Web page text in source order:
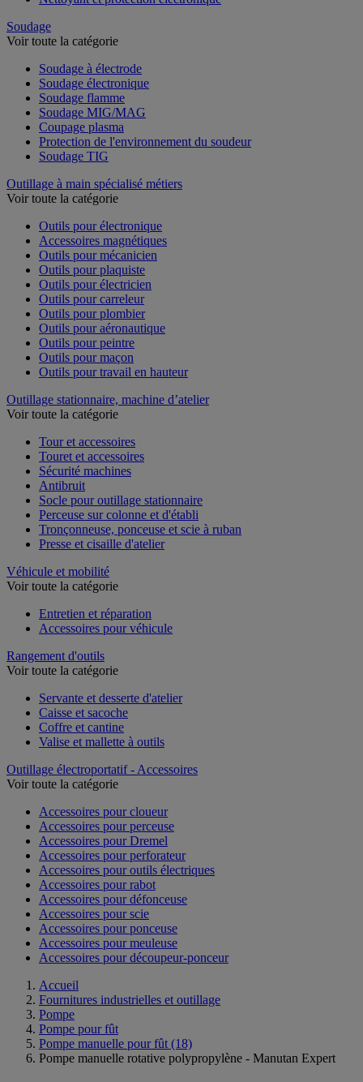
Soudage
Voir toute la catégorie
Soudage à électrode
Soudage électronique
Soudage flamme
Soudage MIG/MAG
Coupage plasma
Protection de l'environnement du soudeur
Soudage TIG
Outillage à main spécialisé métiers
Voir toute la catégorie
Outils pour électronique
Accessoires magnétiques
Outils pour mécanicien
Outils pour plaquiste
Outils pour électricien
Outils pour carreleur
Outils pour plombier
Outils pour aéronautique
Outils pour peintre
Outils pour maçon
Outils pour travail en hauteur
Outillage stationnaire, machine d’atelier
Voir toute la catégorie
Tour et accessoires
Touret et accessoires
Sécurité machines
Antibruit
Socle pour outillage stationnaire
Perceuse sur colonne et d'établi
Tronçonneuse, ponceuse et scie à ruban
Presse et cisaille d'atelier
Véhicule et mobilité
Voir toute la catégorie
Entretien et réparation
Accessoires pour véhicule
Rangement d'outils
Voir toute la catégorie
Servante et desserte d'atelier
Caisse et sacoche
Coffre et cantine
Valise et mallette à outils
Outillage électroportatif - Accessoires
Voir toute la catégorie
Accessoires pour cloueur
Accessoires pour perceuse
Accessoires pour Dremel
Accessoires pour perforateur
Accessoires pour outils électriques
Accessoires pour rabot
Accessoires pour défonceuse
Accessoires pour scie
Accessoires pour ponceuse
Accessoires pour meuleuse
Accessoires pour découpeur-ponceur
Accueil
Fournitures industrielles et outillage
Pompe
Pompe pour fût
Pompe manuelle pour fût (18)
Pompe manuelle rotative polypropylène - Manutan Expert